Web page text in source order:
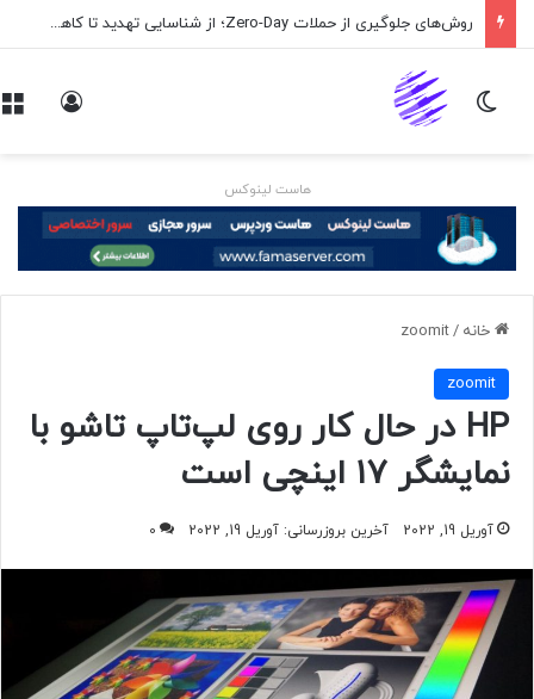
روش‌های جلوگیری از حملات Zero-Day؛ از شناسایی تهدید تا کاهش ریسک
تغییر پوسته
هاست لینوکس
خانه /
zoomit
zoomit
HP در حال کار روی لپ‌تاپ تاشو با
نمایشگر ۱۷ اینچی است
آوریل 19, 2022 آخرین بروزرسانی: آوریل 19, 2022 0